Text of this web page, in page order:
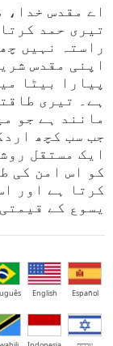
اے مقدس خدا،
تیری حمد
راستہ نہیں
اپنی مقدس
پیارا بیٹا
ہے۔ تیری
مانند ہے جو
جب سب کچھ
ایک مستقل
کو اس امن کی
کرتا ہے اور
یسوع کے
Español
English